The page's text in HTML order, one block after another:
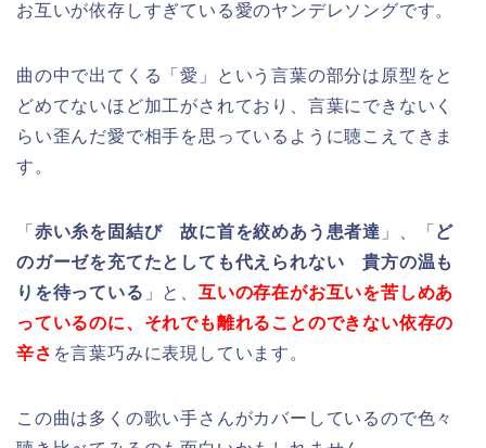
お互いが依存しすぎている愛のヤンデレソングです。
曲の中で出てくる「愛」という言葉の部分は原型をと
どめてないほど加工がされており、言葉にできないく
らい歪んだ愛で相手を思っているように聴こえてきま
す。
「 赤い糸を固結び 故に首を絞めあう患者達 」、「 ど
のガーゼを充てたとしても代えられない 貴方の温も
りを待っている 」と、互いの存在がお互いを苦しめあ
っているのに、それでも離れることのできない依存の
辛さ を言葉巧みに表現しています。
この曲は多くの歌い手さんがカバーしているので色々